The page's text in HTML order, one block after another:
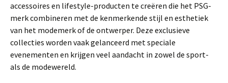
accessoires en lifestyle-producten te creëren die het PSG-
merk combineren met de kenmerkende stijl en esthetiek
van het modemerk of de ontwerper. Deze exclusieve
collecties worden vaak gelanceerd met speciale
evenementen en krijgen veel aandacht in zowel de sport-
als de modewereld.